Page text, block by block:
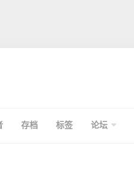
存档 标签 论坛